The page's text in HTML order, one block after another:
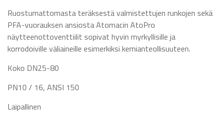
Ruostumattomasta teräksestä valmistettujen runkojen sekä
PFA-vuorauksen ansiosta Atomacin AtoPro
näytteenottoventtiilit sopivat hyvin myrkyllisille ja
korrodoiville väliaineille esimerkiksi kemianteollisuuteen.
Koko DN25-80
PN10 / 16, ANSI 150
Laipallinen